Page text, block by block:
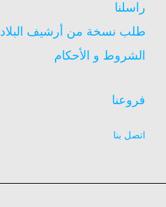
راسلنا
طلب نسخة من أرشيف البلاد
الشروط و الأحكام
فروعنا
اتصل بنا